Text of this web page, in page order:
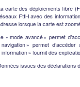
carte des déploiements fibre
FttH avec des
lorsque la carte est
« mode avancé » permet
navigation » permet
information » fournit des
issues des déclarations